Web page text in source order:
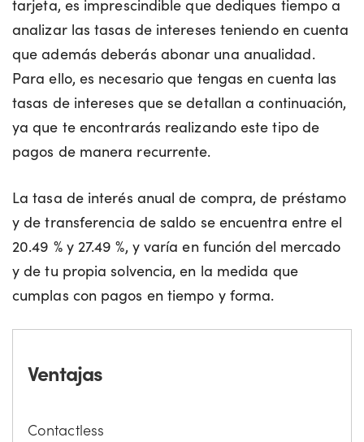
tarjeta, es imprescindible que dediques tiempo a
analizar las tasas de intereses teniendo en cuenta
que además deberás abonar una anualidad.
Para ello, es necesario que tengas en cuenta las
tasas de intereses que se detallan a continuación,
ya que te encontrarás realizando este tipo de
pagos de manera recurrente.
La tasa de interés anual de compra, de préstamo
y de transferencia de saldo se encuentra entre el
20.49 % y 27.49 %, y varía en función del mercado
y de tu propia solvencia, en la medida que
cumplas con pagos en tiempo y forma.
Ventajas
Contactless